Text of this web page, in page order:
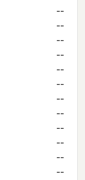
--
--
--
--
--
--
--
--
--
--
--
--